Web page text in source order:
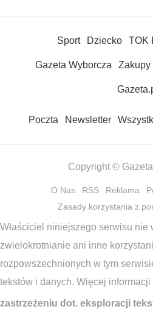
Sport Dziecko TOK
Gazeta Wyborcza Zakupy
Poczta Newsletter
Copyright ©
O Nas RSS Reklama
Zasady korzystania z
Właściciel niniejszego serwisu nie
zwielokrotnianie ani inne
rozpowszechnionych w tym
tekstów i danych. Więcej informacji
zastrzeżeniu dot. eksploracji